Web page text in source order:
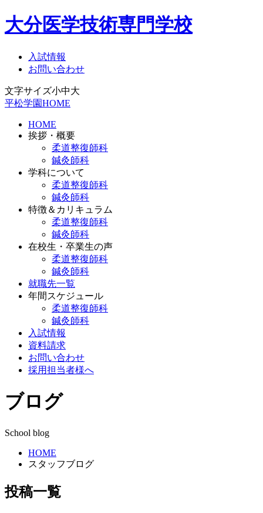
大分医学技術専門学校
入試情報
お問い合わせ
文字サイズ小中大
平松学園HOME
HOME
挨拶・概要
柔道整復師科
鍼灸師科
学科について
柔道整復師科
鍼灸師科
特徴＆カリキュラム
柔道整復師科
鍼灸師科
在校生・卒業生の声
柔道整復師科
鍼灸師科
就職先一覧
年間スケジュール
柔道整復師科
鍼灸師科
入試情報
資料請求
お問い合わせ
採用担当者様へ
ブログ
School blog
HOME
スタッフブログ
投稿一覧